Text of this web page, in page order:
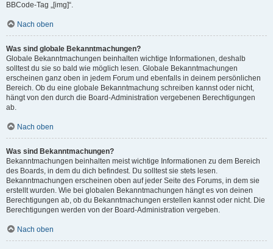
BBCode-Tag „[img]“.
Nach oben
Was sind globale Bekanntmachungen?
Globale Bekanntmachungen beinhalten wichtige Informationen, deshalb
solltest du sie so bald wie möglich lesen. Globale Bekanntmachungen
erscheinen ganz oben in jedem Forum und ebenfalls in deinem persönlichen
Bereich. Ob du eine globale Bekanntmachung schreiben kannst oder nicht,
hängt von den durch die Board-Administration vergebenen Berechtigungen
ab.
Nach oben
Was sind Bekanntmachungen?
Bekanntmachungen beinhalten meist wichtige Informationen zu dem Bereich
des Boards, in dem du dich befindest. Du solltest sie stets lesen.
Bekanntmachungen erscheinen oben auf jeder Seite des Forums, in dem sie
erstellt wurden. Wie bei globalen Bekanntmachungen hängt es von deinen
Berechtigungen ab, ob du Bekanntmachungen erstellen kannst oder nicht. Die
Berechtigungen werden von der Board-Administration vergeben.
Nach oben